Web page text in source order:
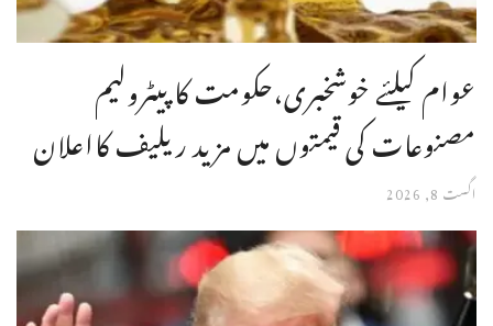
عوام کیلئے خوشخبری،حکومت کا پیٹرولیم
مصنوعات کی قیمتوں میں مزید ریلیف کااعلان
اگست 8, 2026